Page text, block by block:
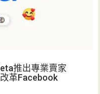
推出專業賣家
革Facebook